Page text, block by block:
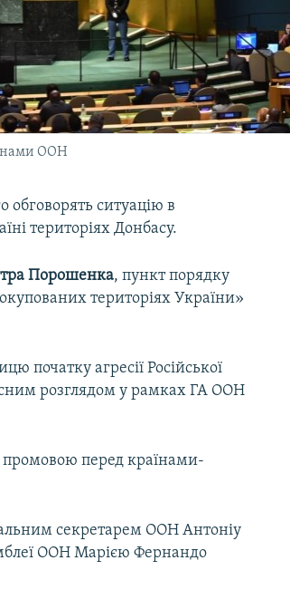
ООН
обговорять ситуацію в
територіях Донбасу.
Порошенка, пункт порядку
територіях України»
початку агресії Російської
розглядом у рамках ГА ООН
промовою перед країнами-
секретарем ООН Антоніу
ООН Марією Фернандо